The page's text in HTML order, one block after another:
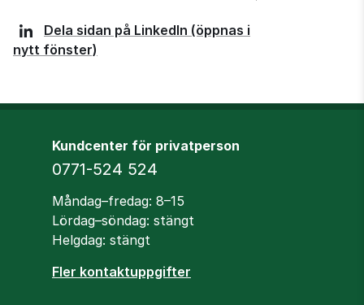
Dela sidan på LinkedIn (öppnas i
nytt fönster)
Kundcenter för privatperson
Telefon
0771-524 524
Öppettider
Måndag–fredag: 8–15
Lördag–söndag: stängt
Helgdag: stängt
Fler kontaktuppgifter